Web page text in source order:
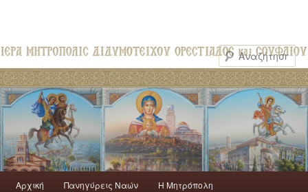
Αρχική Πανηγύρεις Ναών H Mητρόπολη